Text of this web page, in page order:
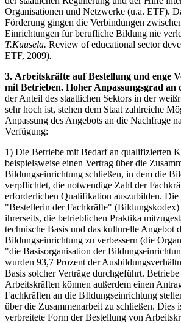
Organisationen und Netzwerke (u.a. ETF).
Förderung gingen die Verbindungen
Einrichtungen für berufliche Bildung nie
T.Kuusela. Review of educational sector
ETF, 2009).
3. Arbeitskräfte auf Bestellung und enge
mit Betrieben. Hoher Anpassungsgrad
der Anteil des staatlichen Sektors in der
sehr hoch ist, stehen dem Staat zahlreiche
Anpassung des Angebots an die Nachfrage
Verfügung:
1) Die Betriebe mit Bedarf an qualifizierten
beispielsweise einen Vertrag über die
Bildungseinrichtung schließen, in dem die
verpflichtet, die notwendige Zahl der
erforderlichen Qualifikation auszubilden. Die
"Bestellerin der Fachkräfte"
ihrerseits, die betrieblichen Praktika
technische Basis und das kulturelle Angebot
Bildungseinrichtung zu verbessern (die
"die Basisorganisation der
wurden 93,7 Prozent der
Basis solcher Verträge durchgeführt.
Arbeitskräften können außerdem einen
Fachkräften an die BIldungseinrichtung
über die Zusammenarbeit zu schließen. Dies
verbreitete Form der Bestellung von